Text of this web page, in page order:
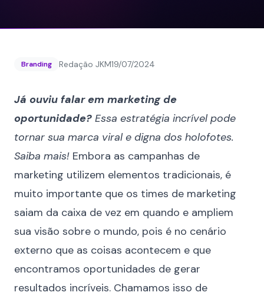
Branding Redação JKM19/07/2024
Já ouviu falar em marketing de
oportunidade? Essa estratégia incrível pode
tornar sua marca viral e digna dos holofotes.
Saiba mais! Embora as campanhas de
marketing utilizem elementos tradicionais, é
muito importante que os times de marketing
saiam da caixa de vez em quando e ampliem
sua visão sobre o mundo, pois é no cenário
externo que as coisas acontecem e que
encontramos oportunidades de gerar
resultados incríveis. Chamamos isso de